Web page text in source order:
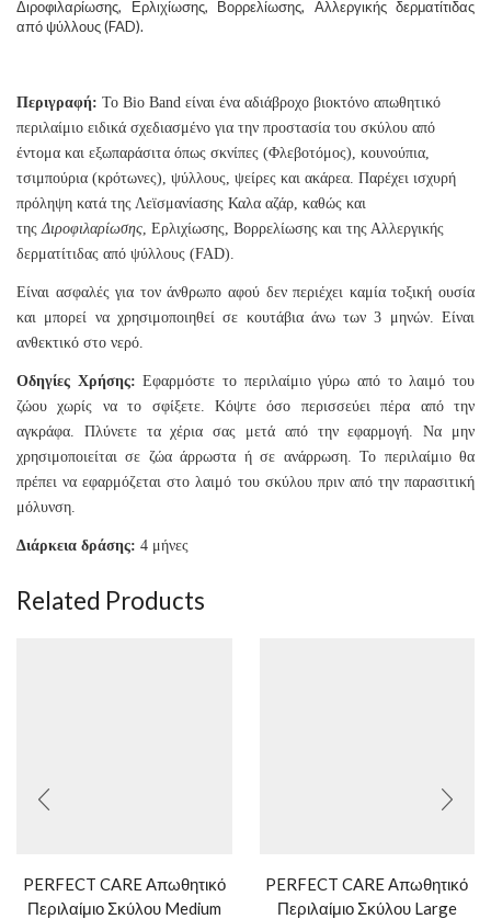
Διροφιλαρίωσης, Ερλιχίωσης, Βορρελίωσης, Αλλεργικής δερματίτιδας
από ψύλλους (FAD).
Περιγραφή: Το Bio Band είναι ένα αδιάβροχο βιοκτόνο απωθητικό
περιλαίμιο ειδικά σχεδιασμένο για την προστασία του σκύλου από
έντομα και εξωπαράσιτα όπως σκνίπες (Φλεβοτόμος), κουνούπια,
τσιμπούρια (κρότωνες), ψύλλους, ψείρες και ακάρεα. Παρέχει ισχυρή
πρόληψη κατά της Λεϊσμανίασης Καλα αζάρ, καθώς και
τηςΔιροφιλαρίωσης, Ερλιχίωσης, Βορρελίωσης και της Αλλεργικής
δερματίτιδας από ψύλλους (FAD).
Είναι ασφαλές για τον άνθρωπο αφού δεν περιέχει καμία τοξική ουσία
και μπορεί να χρησιμοποιηθεί σε κουτάβια άνω των 3 μηνών. Είναι
ανθεκτικό στο νερό.
Οδηγίες Χρήσης: Εφαρμόστε το περιλαίμιο γύρω από το λαιμό του
ζώου χωρίς να το σφίξετε. Κόψτε όσο περισσεύει πέρα από την
αγκράφα. Πλύνετε τα χέρια σας μετά από την εφαρμογή. Να μην
χρησιμοποιείται σε ζώα άρρωστα ή σε ανάρρωση. Το περιλαίμιο θα
πρέπει να εφαρμόζεται στο λαιμό του σκύλου πριν από την παρασιτική
μόλυνση.
Διάρκεια δράσης: 4 μήνες
Related Products
PERFECT CARE Απωθητικό
Περιλαίμιο Σκύλου Medium
PERFECT CARE Απωθητικό
Περιλαίμιο Σκύλου Large